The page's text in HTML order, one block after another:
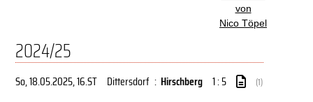
von
Nico Töpel
2024/25
So, 18.05.2025, 16.ST Dittersdorf : Hirschberg 1 : 5 (1)